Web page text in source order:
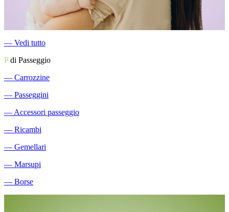
― Vedi tutto
Pdi Passeggio
― Carrozzine
― Passeggini
― Accessori passeggio
― Ricambi
― Gemellari
― Marsupi
― Borse